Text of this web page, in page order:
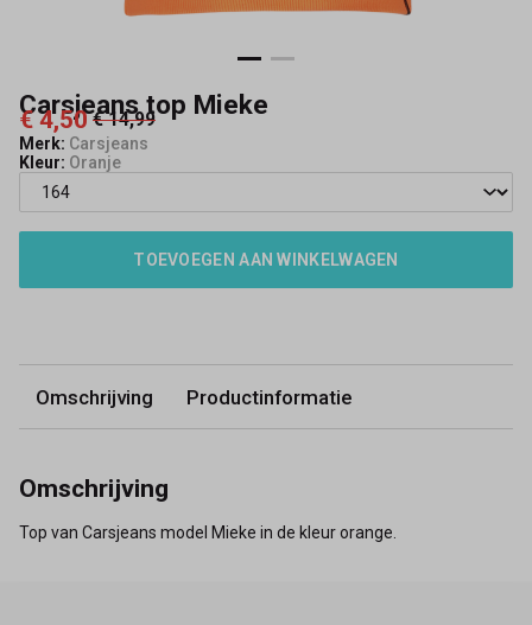
Carsjeans top Mieke
€ 4,50 € 14,99
Merk: Carsjeans
Kleur: Oranje
TOEVOEGEN AAN WINKELWAGEN
Omschrijving Productinformatie
Omschrijving
Top van Carsjeans model Mieke in de kleur orange.